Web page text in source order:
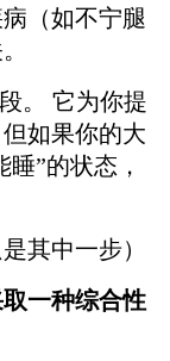
（如不宁腿
。 它为你提
如果你的大
”的状态，
其中一步）
一种综合性